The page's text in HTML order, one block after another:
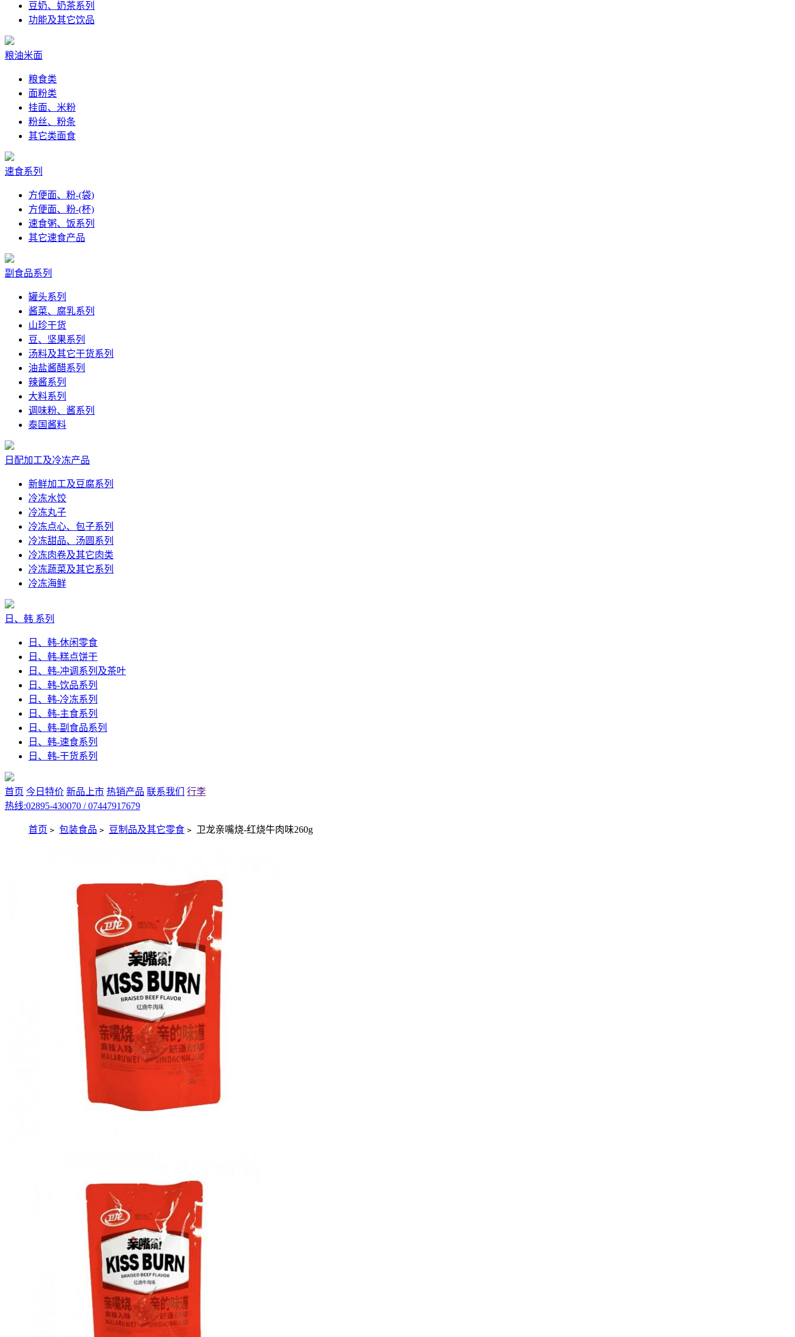
豆奶、奶茶系列
功能及其它饮品
粮油米面
粮食类
面粉类
挂面、米粉
粉丝、粉条
其它类面食
速食系列
方便面、粉-(袋)
方便面、粉-(杯)
速食粥、饭系列
其它速食产品
副食品系列
罐头系列
酱菜、腐乳系列
山珍干货
豆、坚果系列
汤料及其它干货系列
油盐酱醋系列
辣酱系列
大料系列
调味粉、酱系列
泰国酱料
日配加工及冷冻产品
新鲜加工及豆腐系列
冷冻水饺
冷冻丸子
冷冻点心、包子系列
冷冻甜品、汤圆系列
冷冻肉卷及其它肉类
冷冻蔬菜及其它系列
冷冻海鲜
日、韩 系列
日、韩-休闲零食
日、韩-糕点饼干
日、韩-冲调系列及茶叶
日、韩-饮品系列
日、韩-冷冻系列
日、韩-主食系列
日、韩-副食品系列
日、韩-速食系列
日、韩-干货系列
首页 今日特价 新品上市 热销产品 联系我们
行李
热线:02895-430070 / 07447917679
首页 > 包装食品 > 豆制品及其它零食 > 卫龙亲嘴烧-红烧牛肉味260g